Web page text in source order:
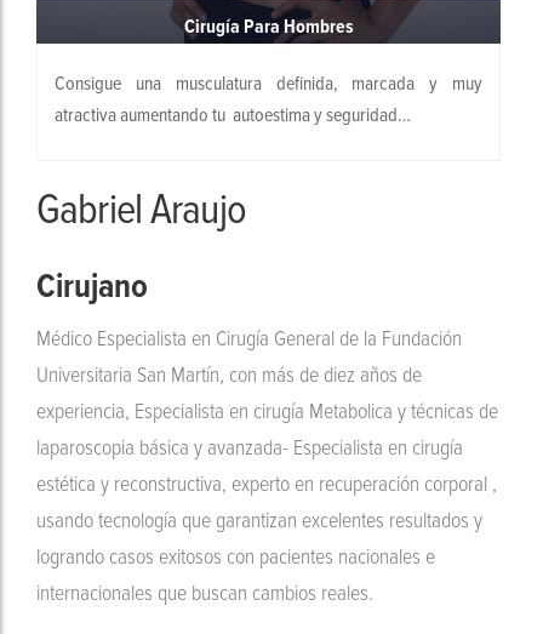
Cirugía Para Hombres
Consigue una musculatura definida, marcada y muy
atractiva aumentando tu autoestima y seguridad…
Gabriel Araujo
Cirujano
Médico Especialista en Cirugía General de la Fundación
Universitaria San Martín, con más de diez años de
experiencia, Especialista en cirugía Metabolica y técnicas de
laparoscopia básica y avanzada- Especialista en cirugía
estética y reconstructiva, experto en recuperación corporal ,
usando tecnología que garantizan excelentes resultados y
logrando casos exitosos con pacientes nacionales e
internacionales que buscan cambios reales.